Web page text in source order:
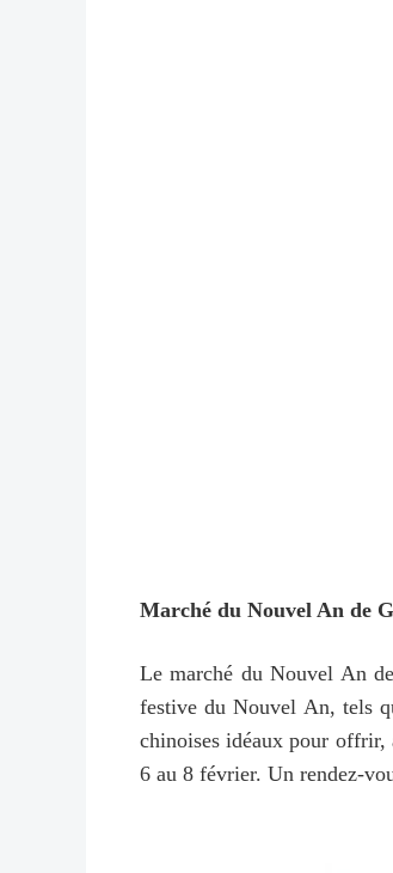
Marché du Nouvel An de
Le marché du Nouvel An
festive du Nouvel An, tels
chinoises idéaux pour offrir,
6 au 8 février. Un rendez-